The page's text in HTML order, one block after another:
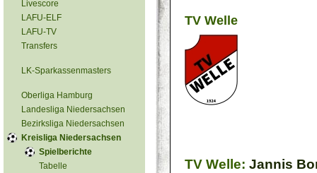
Livescore
LAFU-ELF
LAFU-TV
Transfers
LK-Sparkassenmasters
Oberliga Hamburg
Landesliga Niedersachsen
Bezirksliga Niedersachsen
Kreisliga Niedersachsen
Spielberichte
Tabelle
TV Welle
TV Welle: Jannis